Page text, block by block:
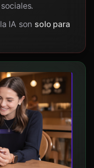
IA son solo para